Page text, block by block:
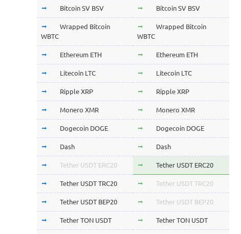
Bitcoin SV BSV Bitcoin SV BSV
Wrapped Bitcoin
WBTC
Wrapped Bitcoin
WBTC
Ethereum ETH Ethereum ETH
Litecoin LTC Litecoin LTC
Ripple XRP Ripple XRP
Monero XMR Monero XMR
Dogecoin DOGE Dogecoin DOGE
Dash Dash
Tether USDT ERC20 Tether USDT ERC20
Tether USDT TRC20 Tether USDT TRC20
Tether USDT BEP20 Tether USDT BEP20
Tether TON USDT Tether TON USDT